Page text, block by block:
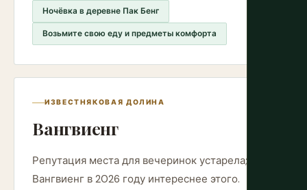
Ночёвка в деревне Пак Бенг
Возьмите свою еду и предметы комфорта
ИЗВЕСТНЯКОВАЯ ДОЛИНА
Вангвиенг
Репутация места для вечеринок устарела;
Вангвиенг в 2026 году интереснее этого.